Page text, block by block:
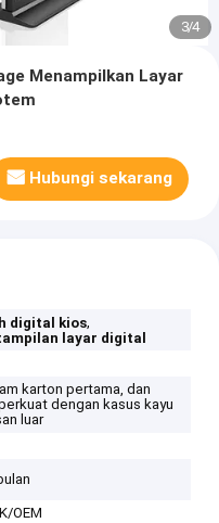
3/4
Menampilkan Layar
Hubungi sekarang
digital kios,
layar digital
karton pertama, dan
dengan kasus kayu
luar
OEM